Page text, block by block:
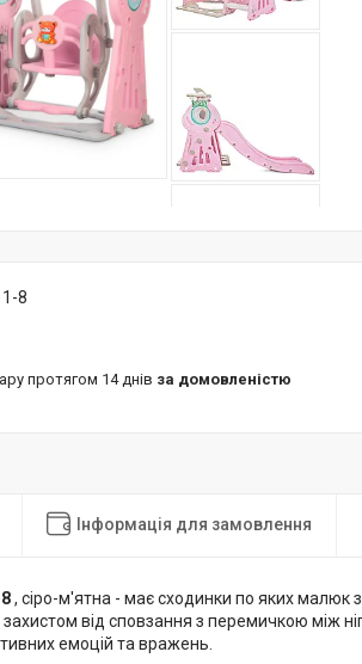
8
протягом 14 днів за домовленістю
Інформація для замовлення
, сіро-м'ятна - має сходинки по яких малюк
від сповзання з перемичкою між
емоцій та вражень.